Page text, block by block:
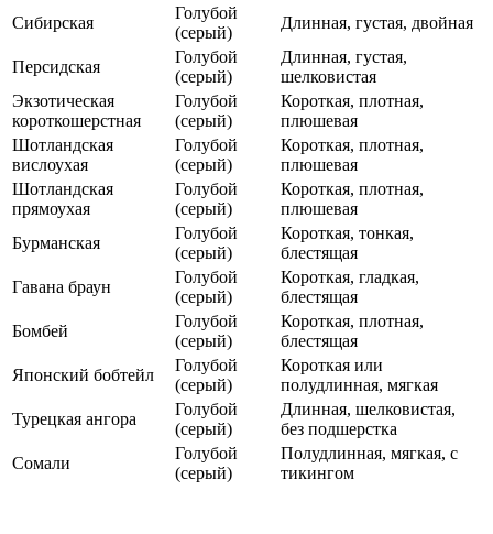
Сибирская
Голубой
(серый)
Длинная, густая, двойная
Персидская
Голубой
(серый)
Длинная, густая,
шелковистая
Экзотическая
короткошерстная
Голубой
(серый)
Короткая, плотная,
плюшевая
Шотландская
вислоухая
Голубой
(серый)
Короткая, плотная,
плюшевая
Шотландская
прямоухая
Голубой
(серый)
Короткая, плотная,
плюшевая
Бурманская
Голубой
(серый)
Короткая, тонкая,
блестящая
Гавана браун
Голубой
(серый)
Короткая, гладкая,
блестящая
Бомбей
Голубой
(серый)
Короткая, плотная,
блестящая
Японский бобтейл
Голубой
(серый)
Короткая или
полудлинная, мягкая
Турецкая ангора
Голубой
(серый)
Длинная, шелковистая,
без подшерстка
Сомали
Голубой
(серый)
Полудлинная, мягкая, с
тикингом